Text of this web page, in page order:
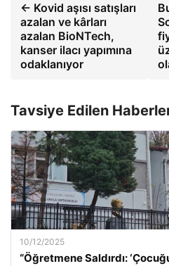
← Kovid aşısı satışları
azalan ve kârları
azalan BioNTech,
kanser ilacı yapımına
odaklanıyor
Tavsiye Edilen
10/12/2025
“Öğretmene Saldırdı: